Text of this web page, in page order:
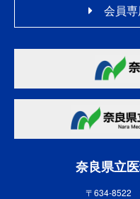
会員
奈良県立
〒634-8522